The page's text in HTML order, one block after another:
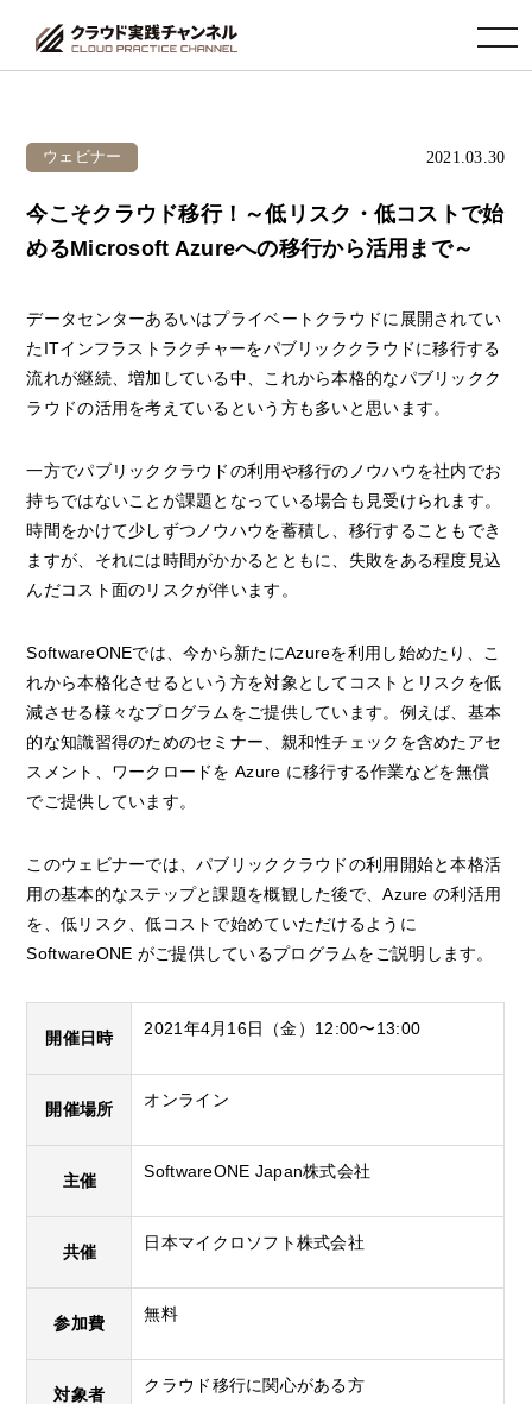
toggle navigation
ウェビナー 2021.03.30
今こそクラウド移行！～低リスク・低コストで始
めるMicrosoft Azureへの移行から活用まで～
データセンターあるいはプライベートクラウドに展開されてい
たITインフラストラクチャーをパブリッククラウドに移行する
流れが継続、増加している中、これから本格的なパブリックク
ラウドの活用を考えているという方も多いと思います。
一方でパブリッククラウドの利用や移行のノウハウを社内でお
持ちではないことが課題となっている場合も見受けられます。
時間をかけて少しずつノウハウを蓄積し、移行することもでき
ますが、それには時間がかかるとともに、失敗をある程度見込
んだコスト面のリスクが伴います。
SoftwareONEでは、今から新たにAzureを利用し始めたり、こ
れから本格化させるという方を対象としてコストとリスクを低
減させる様々なプログラムをご提供しています。例えば、基本
的な知識習得のためのセミナー、親和性チェックを含めたアセ
スメント、ワークロードを Azure に移行する作業などを無償
でご提供しています。
このウェビナーでは、パブリッククラウドの利用開始と本格活
用の基本的なステップと課題を概観した後で、Azure の利活用
を、低リスク、低コストで始めていただけるように
SoftwareONE がご提供しているプログラムをご説明します。
開催日時 2021年4月16日（金）12:00〜13:00
開催場所 オンライン
主催 SoftwareONE Japan株式会社
共催 日本マイクロソフト株式会社
参加費 無料
対象者 クラウド移行に関心がある方